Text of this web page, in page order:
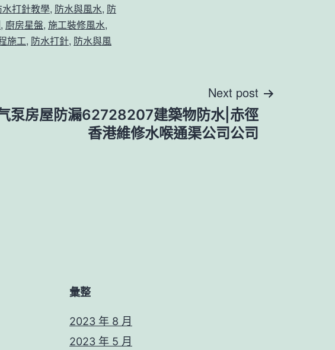
水打針教學, 防水與風水, 防
, 廚房星盤, 施工裝修風水,
施工, 防水打針, 防水與風
Next post
泵房屋防漏62728207建築物防水|赤徑
香港維修水喉通渠公司公司
彙整
2023 年 8 月
2023 年 5 月